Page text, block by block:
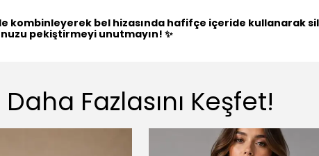
kombinleyerek bel hizasında hafifçe içeride kullanarak
pekiştirmeyi unutmayın! ✨
Daha Fazlasını Keşfet!